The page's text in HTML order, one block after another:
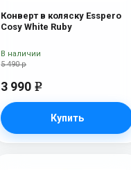
Конверт в коляску Esspero
Cosy White Ruby
5 490 р
3 990 e
Купить
В наличии